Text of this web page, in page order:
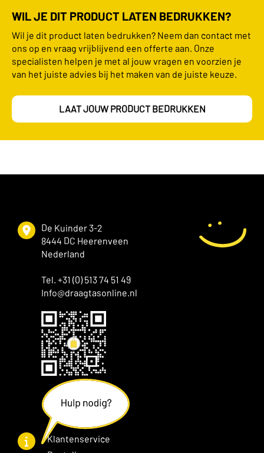
WIL JE DIT PRODUCT LATEN BEDRUKKEN?
Wil je dit product laten bedrukken? Neem dan contact met
ons op en vraag vrijblijvend een offerte aan. Onze
specialisten helpen je met al jouw vragen en voorzien je
van het juiste advies bij het maken van de juiste keuze.
LAAT JOUW PRODUCT BEDRUKKEN
De Kuinder 3-2
8444 DC Heerenveen
Nederland
Tel. +31 (0) 513 74 51 49
Info@draagtasonline.nl
Klantenservice